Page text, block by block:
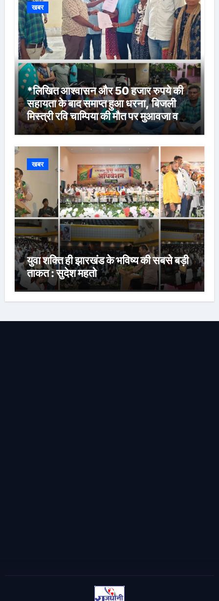
खबर
*लिखित आश्वासन और 50 हजार रुपये की
सहायता के बाद समाप्त हुआ धरना, बिजली
मिस्त्री रवि चाम्पिया की मौत पर मुआवजा व
नौकरी की मांग*
खबर
युवा शक्ति ही झारखंड के भविष्य की सबसे बड़ी
ताकत : सुदेश महतो